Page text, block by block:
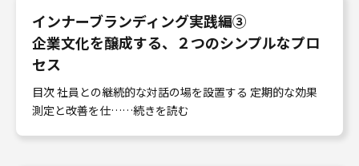
インナーブランディング実践編③
企業文化を醸成する、２つのシンプルなプロ
セス
目次 社員との継続的な対話の場を設置する 定期的な効果
測定と改善を仕……続きを読む